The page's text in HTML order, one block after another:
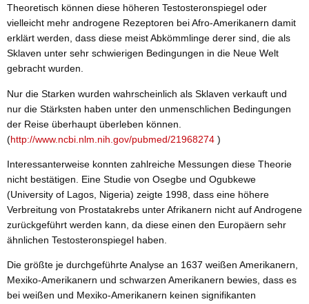
Theoretisch können diese höheren Testosteronspiegel oder
vielleicht mehr androgene Rezeptoren bei Afro-Amerikanern damit
erklärt werden, dass diese meist Abkömmlinge derer sind, die als
Sklaven unter sehr schwierigen Bedingungen in die Neue Welt
gebracht wurden.
Nur die Starken wurden wahrscheinlich als Sklaven verkauft und
nur die Stärksten haben unter den unmenschlichen Bedingungen
der Reise überhaupt überleben können.
(http://www.ncbi.nlm.nih.gov/pubmed/21968274 )
Interessanterweise konnten zahlreiche Messungen diese Theorie
nicht bestätigen. Eine Studie von Osegbe und Ogubkewe
(University of Lagos, Nigeria) zeigte 1998, dass eine höhere
Verbreitung von Prostatakrebs unter Afrikanern nicht auf Androgene
zurückgeführt werden kann, da diese einen den Europäern sehr
ähnlichen Testosteronspiegel haben.
Die größte je durchgeführte Analyse an 1637 weißen Amerikanern,
Mexiko-Amerikanern und schwarzen Amerikanern bewies, dass es
bei weißen und Mexiko-Amerikanern keinen signifikanten